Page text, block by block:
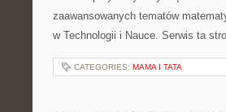
zaawansowanych tematów
w Technologii i Nauce. Serwis ta
CATEGORIES: MAMA I TATA